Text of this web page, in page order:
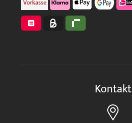
Kontakt